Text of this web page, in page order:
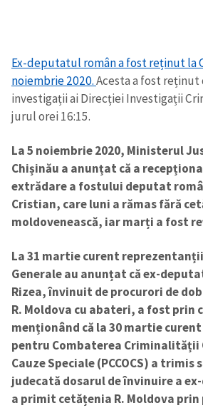
Trimite o informație
in English
на
Ex-deputatul român a fost reținut la
noiembrie 2020.Acesta a fost
investigații ai Direcției Investigații
jurul orei 16:15.
La 5 noiembrie 2020, Ministerul
Chișinău a anunțat că a
extrădare a fostului deputat
Cristian, care luni a rămas fără
moldovenească, iar marți a fost
La 31 martie curent
Generale au anunțat că ex-
Rizea, învinuit de procurori de
R. Moldova cu abateri, a fost prin
menționând că la 30 martie
pentru Combaterea Criminalității
Cauze Speciale (PCCOCS) a trimis
judecată dosarul de învinuire a
a primit cetățenia R. Moldova prin